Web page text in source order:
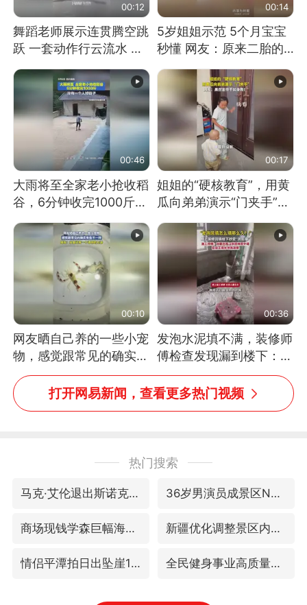
00:12
舞蹈老师展示连贯腾空跳
跃 一套动作行云流水 节
到又舞又武的？
00:14
5岁姐姐示范 5个月宝宝
秒懂 网友：原来二胎的
00:46
大雨将至全家老小抢收稻
谷，6分钟收完1000斤，
00:17
姐姐的“硬核教育”，用黄
瓜向弟弟演示“门夹手”，
教！
00:10
网友晒自己养的一些小宠
物，感觉跟常见的确实有
些不一样
00:36
发泡水泥填不满，装修师
傅检查发现漏到楼下：出
风口未延伸到外墙
打开网易新闻，查看更多热门视频
热门搜索
马克·艾伦退出斯诺克中国公开赛 36岁男演员成景区NPC后人气爆棚
商场现钱学森巨幅海报 负责人回应 新疆优化调整景区内自驾服务费
情侣平潭拍日出坠崖1死1伤 全民健身事业高质量发展